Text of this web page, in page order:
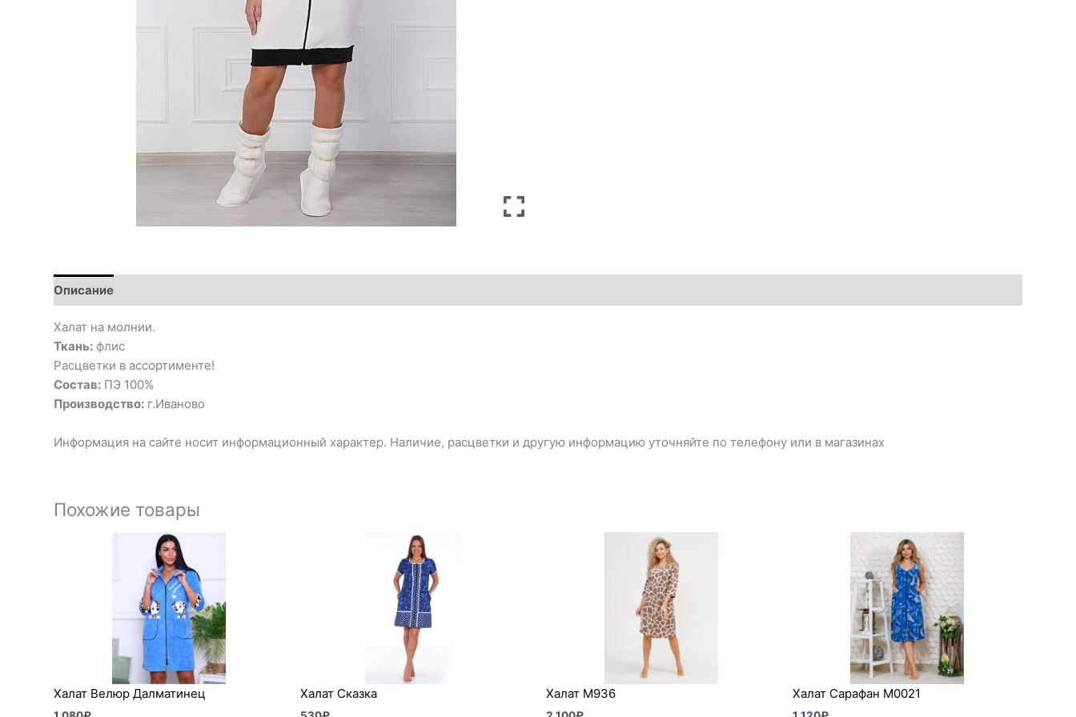
Описание
Халат на молнии.
Ткань: флис
Расцветки в ассортименте!
Состав: ПЭ 100%
Производство: г.Иваново
Информация на сайте носит информационный характер. Наличие, расцветки и другую информацию уточняйте по телефону или в магазинах
Похожие товары
Халат Велюр Далматинец Халат Сказка Халат М936 Халат Сарафан М0021